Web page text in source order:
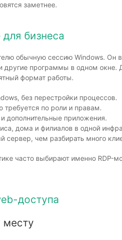
заметнее.
бизнеса
обычную сессию Windows. Он
программы в одном окне.
формат работы.
без перестройки процессов.
требуется по роли и правам.
дополнительные приложения.
дома и филиалов в одной
сервер, чем разбирать много
часто выбирают именно RDP-
доступа
месту